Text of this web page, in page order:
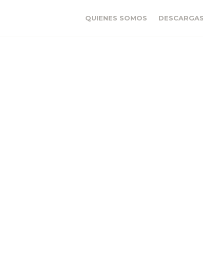
QUIENES SOMOS DESCARGAS